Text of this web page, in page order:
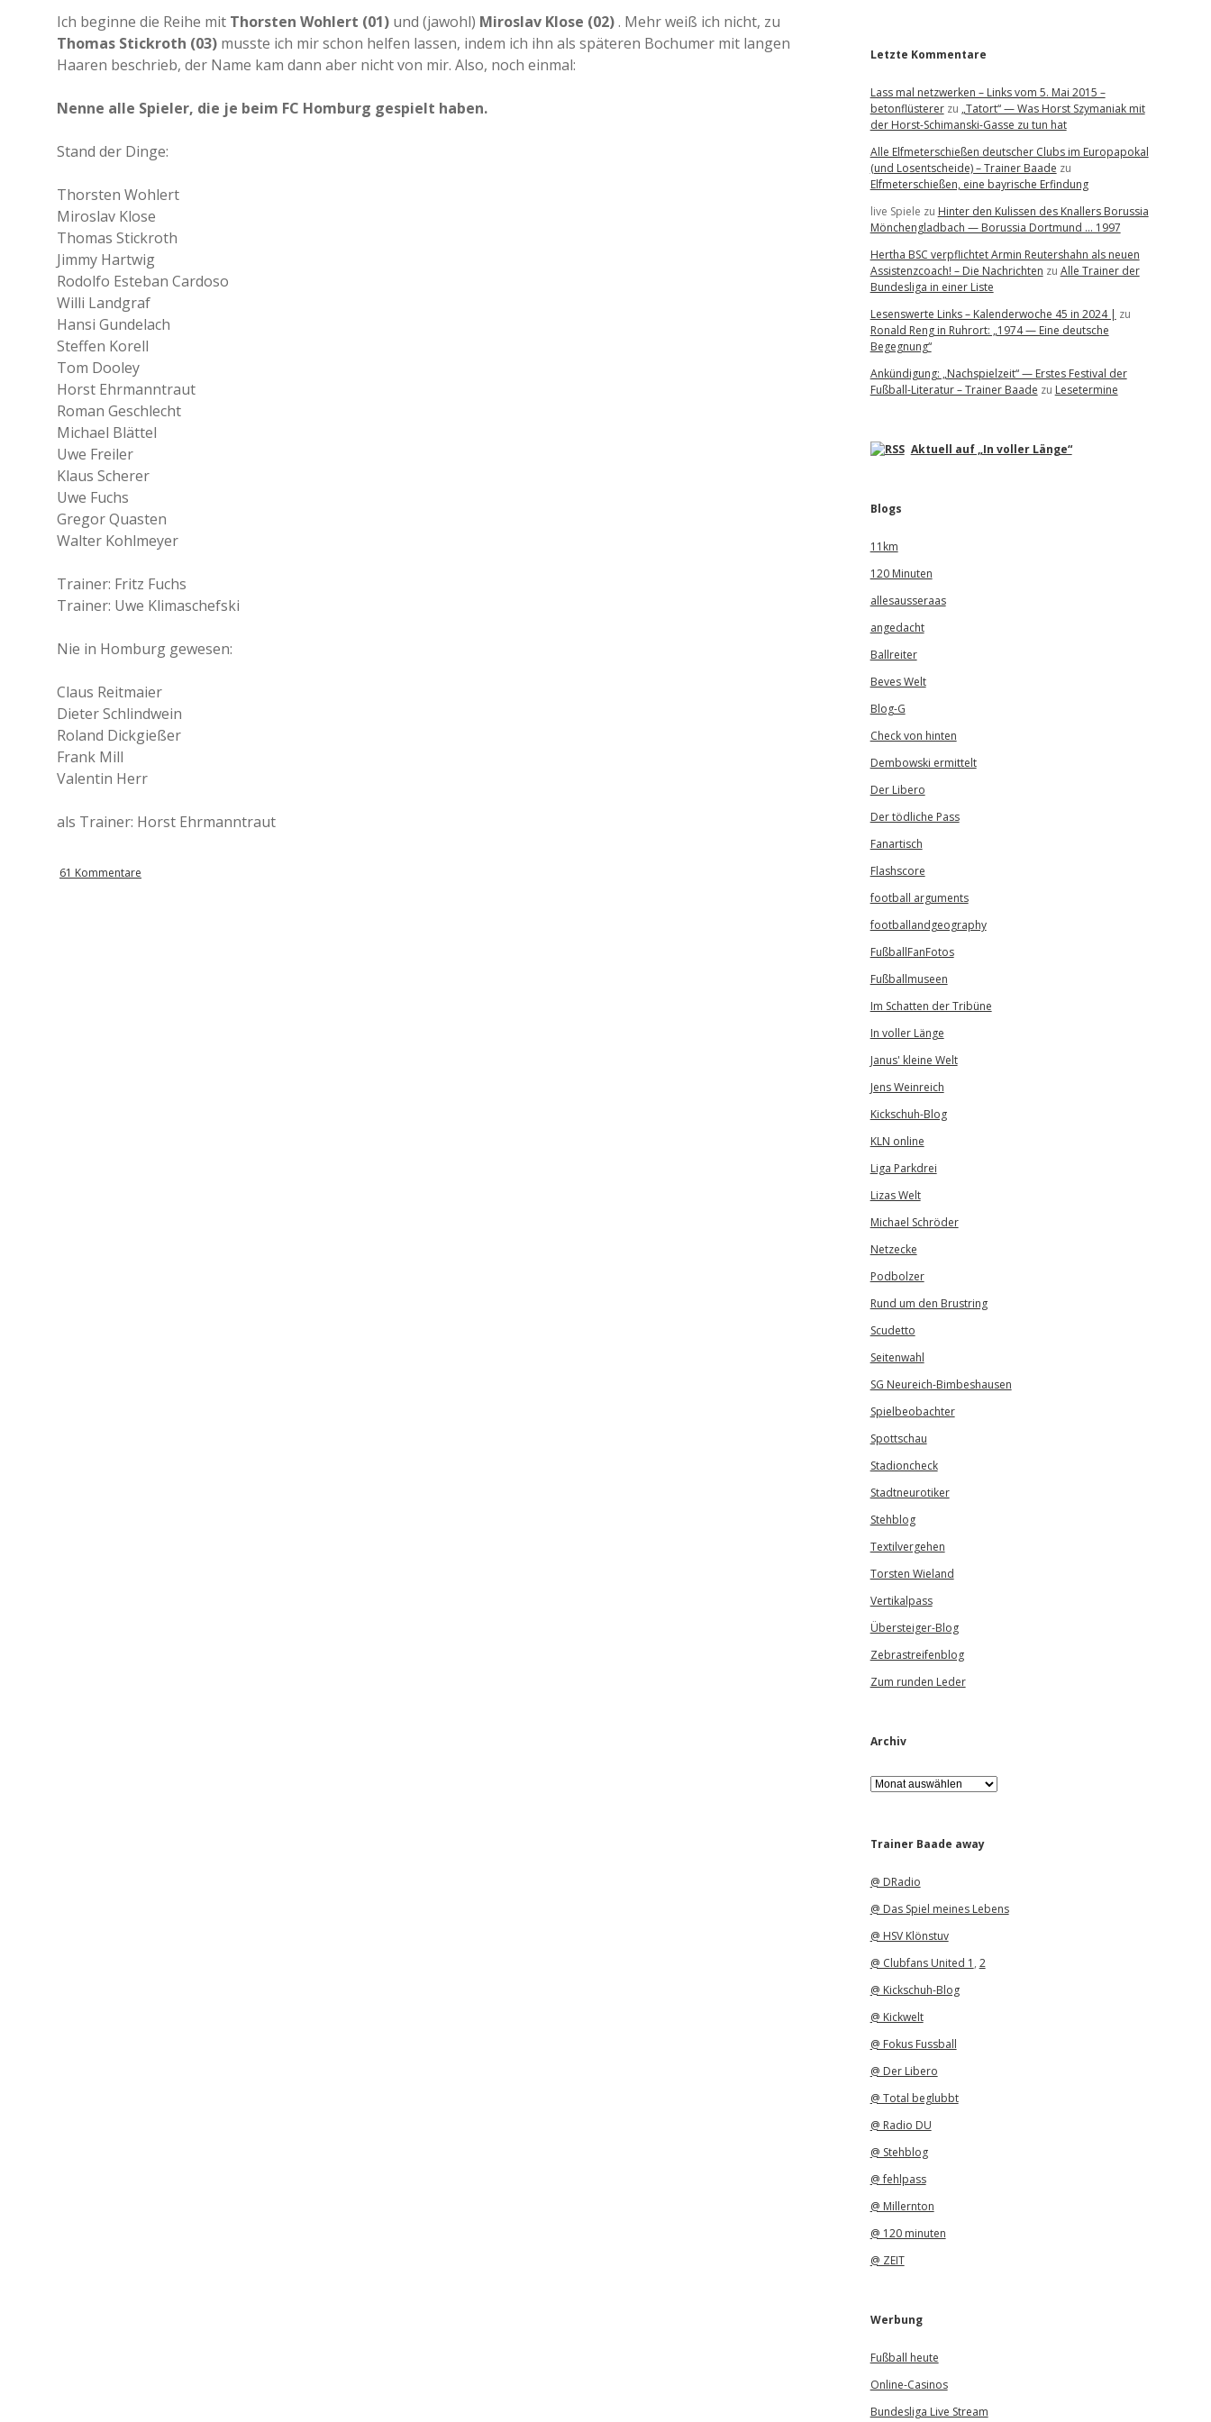
a
a
Ich beginne die Reihe mit Thorsten Wohlert (01) und (jawohl) Miroslav Klose (02). Mehr weiß ich nicht, zu
Thomas Stickroth (03) musste ich mir schon helfen lassen, indem ich ihn als späteren Bochumer mit langen
Haaren beschrieb, der Name kam dann aber nicht von mir. Also, noch einmal:
Nenne alle Spieler, die je beim FC Homburg gespielt haben.
Stand der Dinge:
Thorsten Wohlert
Miroslav Klose
Thomas Stickroth
Jimmy Hartwig
Rodolfo Esteban Cardoso
Willi Landgraf
Hansi Gundelach
Steffen Korell
Tom Dooley
Horst Ehrmanntraut
Roman Geschlecht
Michael Blättel
Uwe Freiler
Klaus Scherer
Uwe Fuchs
Gregor Quasten
Walter Kohlmeyer
Trainer: Fritz Fuchs
Trainer: Uwe Klimaschefski
Nie in Homburg gewesen:
Claus Reitmaier
Dieter Schlindwein
Roland Dickgießer
Frank Mill
Valentin Herr
als Trainer: Horst Ehrmanntraut
61 Kommentare
Letzte Kommentare
Lass mal netzwerken – Links vom 5. Mai 2015 –
betonflüstererzu „Tatort“ — Was Horst Szymaniak mit
der Horst-Schimanski-Gasse zu tun hat
Alle Elfmeterschießen deutscher Clubs im Europapokal
(und Losentscheide) – Trainer Baade zu
Elfmeterschießen, eine bayrische Erfindung
live Spiele zu Hinter den Kulissen des Knallers Borussia
Mönchengladbach — Borussia Dortmund … 1997
Hertha BSC verpflichtet Armin Reutershahn als neuen
Assistenzcoach! – Die Nachrichten zu Alle Trainer der
Bundesliga in einer Liste
Lesenswerte Links – Kalenderwoche 45 in 2024 | zu
Ronald Reng in Ruhrort: „1974 — Eine deutsche
Begegnung“
Ankündigung: „Nachspielzeit“ — Erstes Festival der
Fußball-Literatur – Trainer Baade zu Lesetermine
Aktuell auf „In voller Länge“
Blogs
11km
120 Minuten
allesausseraas
angedacht
Ballreiter
Beves Welt
Blog-G
Check von hinten
Dembowski ermittelt
Der Libero
Der tödliche Pass
Fanartisch
Flashscore
football arguments
footballandgeography
FußballFanFotos
Fußballmuseen
Im Schatten der Tribüne
In voller Länge
Janus' kleine Welt
Jens Weinreich
Kickschuh-Blog
KLN online
Liga Parkdrei
Lizas Welt
Michael Schröder
Netzecke
Podbolzer
Rund um den Brustring
Scudetto
Seitenwahl
SG Neureich-Bimbeshausen
Spielbeobachter
Spottschau
Stadioncheck
Stadtneurotiker
Stehblog
Textilvergehen
Torsten Wieland
Vertikalpass
Übersteiger-Blog
Zebrastreifenblog
Zum runden Leder
Archiv
A
r
iTrainer Baade away
@ DRadio
@ Das Spiel meines Lebens
@ HSV Klönstuv
@ Clubfans United 1 , 2
@ Kickschuh-Blog
@ Kickwelt
@ Fokus Fussball
@ Der Libero
@ Total beglubbt
@ Radio DU
@ Stehblog
@ fehlpass
@ Millernton
@ 120 minuten
@ ZEIT
Werbung
Fußball heute
Online-Casinos
Bundesliga Live Stream